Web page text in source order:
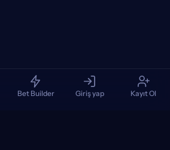
Bet Builder Giriş yap Kayıt Ol